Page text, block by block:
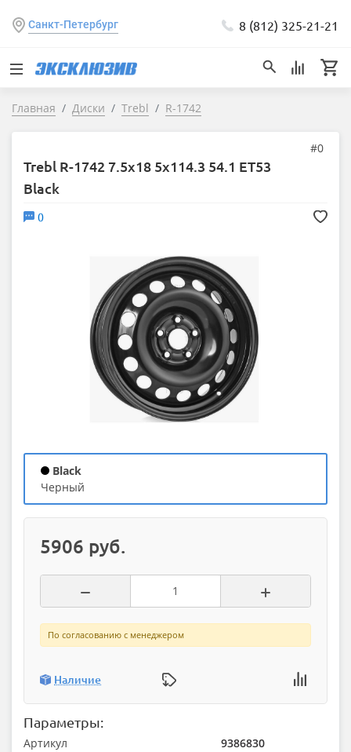
Санкт-Петербург 8 (812) 325-21-21
Главная Диски Trebl R-1742
#0
Black
черный
Trebl R-1742 7.5x18 5x114.3 54.1 ET53
Black
0
5906 руб.
По согласованию с менеджером
Наличие
Параметры:
Артикул
9386830